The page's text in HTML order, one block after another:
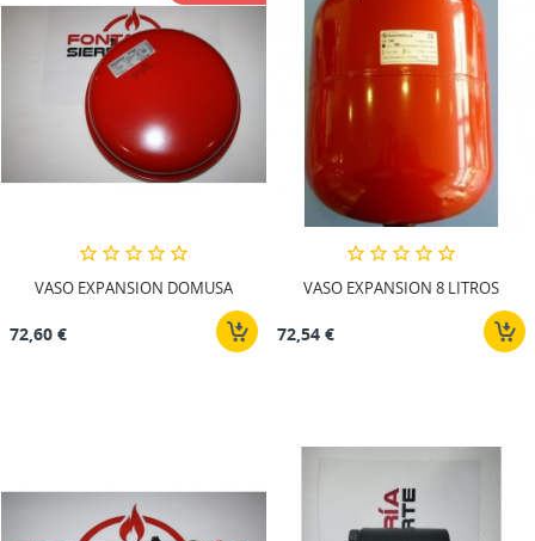
VASO EXPANSION DOMUSA
72,60 €
VASO EXPANSION 8 LITROS
72,54 €